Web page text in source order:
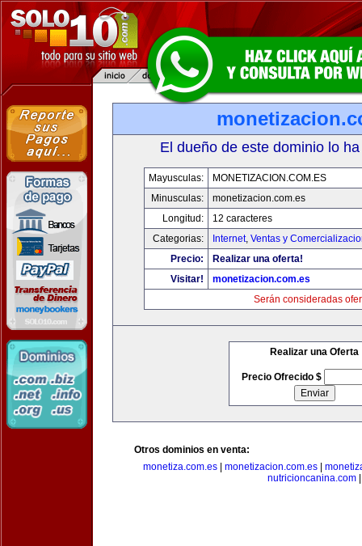
El dueño de este dominio lo
Mayusculas:
MONETIZACION.COM.ES
Minusculas:
monetizacion.com.es
Longitud:
12 caracteres
Categorias:
Internet, Ventas y
Precio:
Realizar una oferta!
Visitar!
monetizacion.com.es
Serán consideradas
Realizar una Oferta
Precio Ofrecido $
Otros dominios en venta:
monetiza.com.es| monetizacion.com.es|
nutricioncanina.com